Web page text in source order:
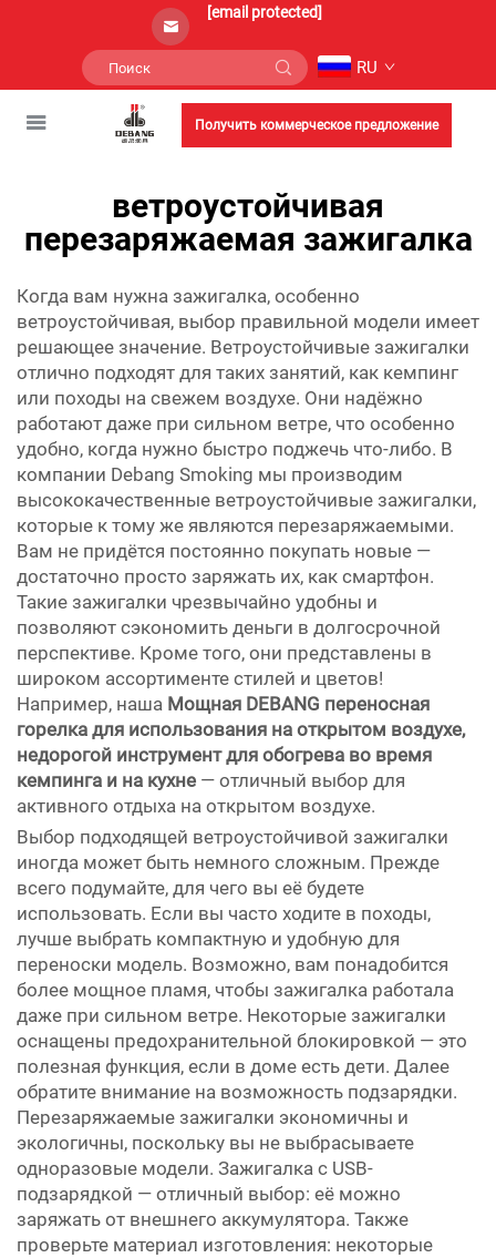
[email protected]
RU
Получить коммерческое предложение
ветроустойчивая
перезаряжаемая зажигалка
Когда вам нужна зажигалка, особенно
ветроустойчивая, выбор правильной модели имеет
решающее значение. Ветроустойчивые зажигалки
отлично подходят для таких занятий, как кемпинг
или походы на свежем воздухе. Они надёжно
работают даже при сильном ветре, что особенно
удобно, когда нужно быстро поджечь что-либо. В
компании Debang Smoking мы производим
высококачественные ветроустойчивые зажигалки,
которые к тому же являются перезаряжаемыми.
Вам не придётся постоянно покупать новые —
достаточно просто заряжать их, как смартфон.
Такие зажигалки чрезвычайно удобны и
позволяют сэкономить деньги в долгосрочной
перспективе. Кроме того, они представлены в
широком ассортименте стилей и цветов!
Например, наша Мощная DEBANG переносная
горелка для использования на открытом воздухе,
недорогой инструмент для обогрева во время
кемпинга и на кухне — отличный выбор для
активного отдыха на открытом воздухе.
Выбор подходящей ветроустойчивой зажигалки
иногда может быть немного сложным. Прежде
всего подумайте, для чего вы её будете
использовать. Если вы часто ходите в походы,
лучше выбрать компактную и удобную для
переноски модель. Возможно, вам понадобится
более мощное пламя, чтобы зажигалка работала
даже при сильном ветре. Некоторые зажигалки
оснащены предохранительной блокировкой — это
полезная функция, если в доме есть дети. Далее
обратите внимание на возможность подзарядки.
Перезаряжаемые зажигалки экономичны и
экологичны, поскольку вы не выбрасываете
одноразовые модели. Зажигалка с USB-
подзарядкой — отличный выбор: её можно
заряжать от внешнего аккумулятора. Также
проверьте материал изготовления: некоторые